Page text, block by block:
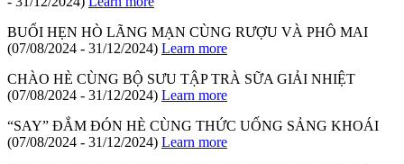
BUỔI HẸN HÒ LÃNG MẠN CÙNG RƯỢU VÀ PHÔ MAI
(07/08/2024 - 31/12/2024) Learn more
CHÀO HÈ CÙNG BỘ SƯU TẬP TRÀ SỮA GIẢI NHIỆT
(07/08/2024 - 31/12/2024) Learn more
“SAY” ĐẮM ĐÓN HÈ CÙNG THỨC UỐNG SẢNG KHOÁI
(07/08/2024 - 31/12/2024) Learn more